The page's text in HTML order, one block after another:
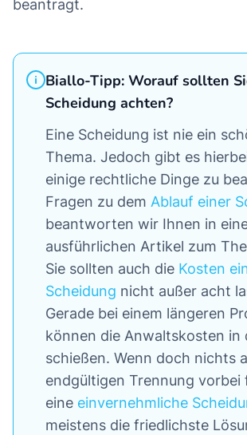
beantragt.
Biallo-Tipp: Worauf sollten
Scheidung achten?
Eine Scheidung ist nie ein
Thema. Jedoch gibt es
einige rechtliche Dinge zu
Fragen zu dem Ablauf einer
beantworten wir Ihnen in
ausführlichen Artikel zum
Sie sollten auch die Kosten
Scheidung nicht außer acht
Gerade bei einem längeren
können die Anwaltskosten in
schießen. Wenn doch nichts
endgültigen Trennung vorbei
eine einvernehmliche
meistens die friedlichste